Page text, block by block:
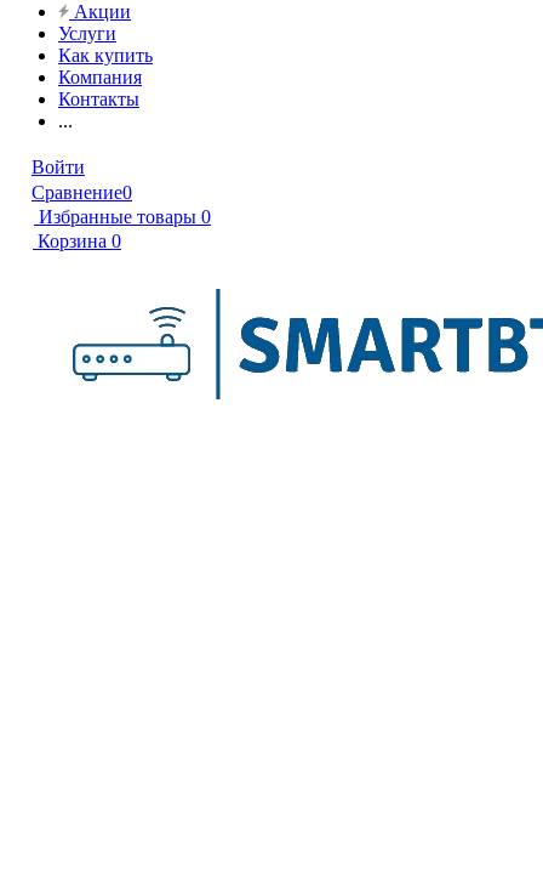
Акции
Услуги
Как купить
Компания
Контакты
...
Войти
Сравнение0
Избранные товары 0
Корзина 0